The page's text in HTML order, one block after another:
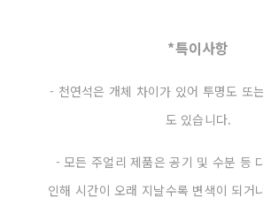
*특이사항
- 천연석은 개체 차이가 있어 투명도 또
도 있습니다.
- 모든 주얼리 제품은 공기 및 수분 등
인해 시간이 오래 지날수록 변색이 되거